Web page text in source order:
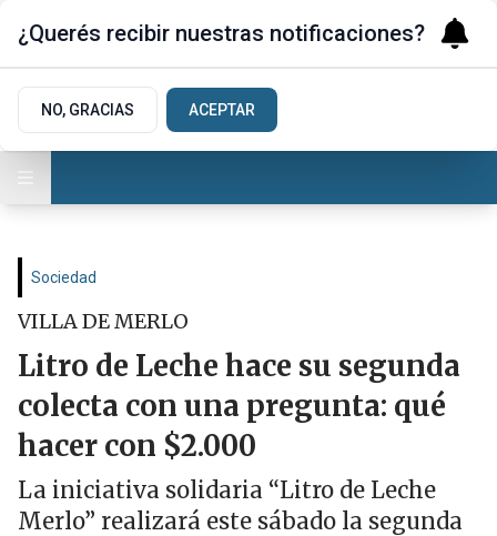
Sociedad
VILLA DE MERLO
Litro de Leche hace su segunda
colecta con una pregunta: qué
hacer con $2.000
La iniciativa solidaria “Litro de Leche
Merlo” realizará este sábado la segunda
¿Querés recibir nuestras notificaciones?
NO, GRACIAS ACEPTAR